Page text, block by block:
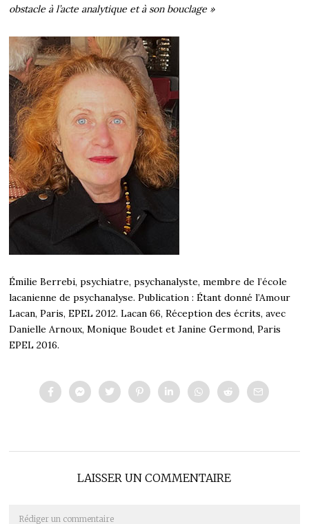
obstacle à l’acte analytique et à son bouclage »
Émilie Berrebi, psychiatre, psychanalyste, membre de l’école
lacanienne de psychanalyse. Publication : Étant donné l’Amour
Lacan, Paris, EPEL 2012. Lacan 66, Réception des écrits, avec
Danielle Arnoux, Monique Boudet et Janine Germond, Paris
EPEL 2016.
LAISSER UN COMMENTAIRE